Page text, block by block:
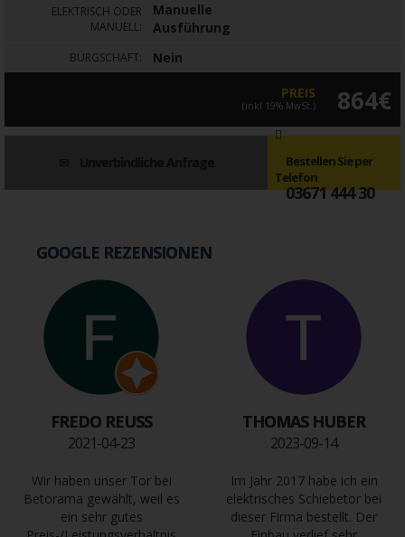
ELEKTRISCH ODER
MANUELL:
Manuelle
Ausführung
BÜRGSCHAFT: Nein
PREIS
(inkl 19% MwSt.) 864€
Bestellen Sie per
Telefon
03671 444 30
GOOGLE REZENSIONEN
FREDO REUSS
2021-04-23
Wir haben unser Tor bei
Betorama gewählt, weil es
ein sehr gutes
THOMAS HUBER
2023-09-14
Im Jahr 2017 habe ich ein
elektrisches Schiebetor bei
dieser Firma bestellt. Der